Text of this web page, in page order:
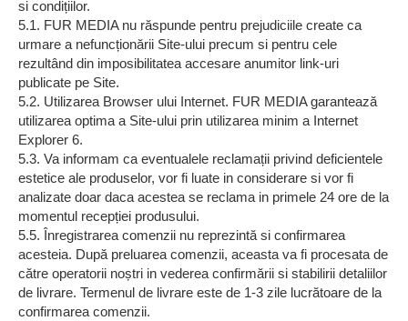
si condițiilor.
5.1. FUR MEDIA nu răspunde pentru prejudiciile create ca
urmare a nefuncționării Site-ului precum si pentru cele
rezultând din imposibilitatea accesare anumitor link-uri
publicate pe Site.
5.2. Utilizarea Browser ului Internet. FUR MEDIA garantează
utilizarea optima a Site-ului prin utilizarea minim a Internet
Explorer 6.
5.3. Va informam ca eventualele reclamații privind deficientele
estetice ale produselor, vor fi luate in considerare si vor fi
analizate doar daca acestea se reclama in primele 24 ore de la
momentul recepției produsului.
5.5. Înregistrarea comenzii nu reprezintă si confirmarea
acesteia. După preluarea comenzii, aceasta va fi procesata de
către operatorii noștri in vederea confirmării si stabilirii detaliilor
de livrare. Termenul de livrare este de 1-3 zile lucrătoare de la
confirmarea comenzii.